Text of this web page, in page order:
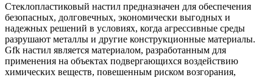
Стеклопластиковый настил предназначен для обеспечения
безопасных, долговечных, экономически выгодных и
надежных решений в условиях, когда агрессивные среды
разрушают металлы и другие конструкционные материалы.
Gfk настил является материалом, разработанным для
применения на объектах подвергающихся воздействию
химических веществ, повешенным риском возгорания,